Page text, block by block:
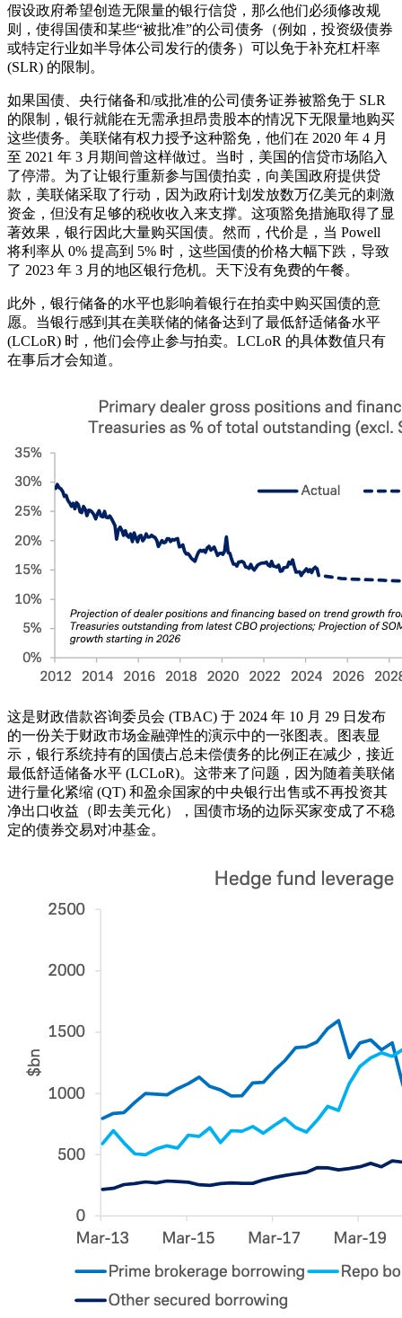
假设政府希望创造无限量的银行信贷，那么他们必须修改规
则，使得国债和某些“被批准”的公司债务（例如，投资级债券
或特定行业如半导体公司发行的债务）可以免于补充杠杆率
(SLR) 的限制。
如果国债、央行储备和/或批准的公司债务证券被豁免于 SLR
的限制，银行就能在无需承担昂贵股本的情况下无限量地购买
这些债务。美联储有权力授予这种豁免，他们在 2020 年 4 月
至 2021 年 3 月期间曾这样做过。当时，美国的信贷市场陷入
了停滞。为了让银行重新参与国债拍卖，向美国政府提供贷
款，美联储采取了行动，因为政府计划发放数万亿美元的刺激
资金，但没有足够的税收收入来支撑。这项豁免措施取得了显
著效果，银行因此大量购买国债。然而，代价是，当 Powell
将利率从 0% 提高到 5% 时，这些国债的价格大幅下跌，导致
了 2023 年 3 月的地区银行危机。天下没有免费的午餐。
此外，银行储备的水平也影响着银行在拍卖中购买国债的意
愿。当银行感到其在美联储的储备达到了最低舒适储备水平
(LCLoR) 时，他们会停止参与拍卖。LCLoR 的具体数值只有
在事后才会知道。
这是财政借款咨询委员会 (TBAC) 于 2024 年 10 月 29 日发布
的一份关于财政市场金融弹性的演示中的一张图表。图表显
示，银行系统持有的国债占总未偿债务的比例正在减少，接近
最低舒适储备水平 (LCLoR)。这带来了问题，因为随着美联储
进行量化紧缩 (QT) 和盈余国家的中央银行出售或不再投资其
净出口收益（即去美元化），国债市场的边际买家变成了不稳
定的债券交易对冲基金。